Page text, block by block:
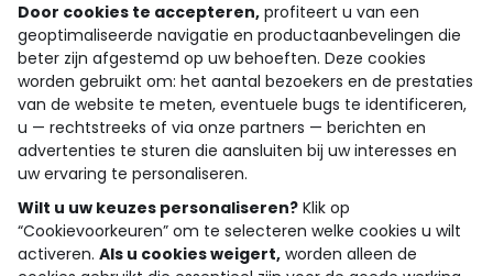
wie zijn we?
hulp nodig
loyalty club
onze catalogus
Door cookies te accepteren, profiteert u van een
geoptimaliseerde navigatie en productaanbevelingen die
beter zijn afgestemd op uw behoeften. Deze cookies
worden gebruikt om: het aantal bezoekers en de prestaties
van de website te meten, eventuele bugs te identificeren,
u — rechtstreeks of via onze partners — berichten en
advertenties te sturen die aansluiten bij uw interesses en
uw ervaring te personaliseren.
Wilt u uw keuzes personaliseren? Klik op
“Cookievoorkeuren” om te selecteren welke cookies u wilt
activeren. Als u cookies weigert, worden alleen de